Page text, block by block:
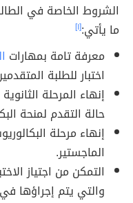
الشروط الخاصة في
ما يأتي:[١]
معرفة تامة بمهارات
اختبار للطلبة
إنهاء المرحلة
حالة التقدم لمنحة
إنهاء مرحلة
الماجستير.
التمكن من اجتياز
والتي يتم إجراؤها